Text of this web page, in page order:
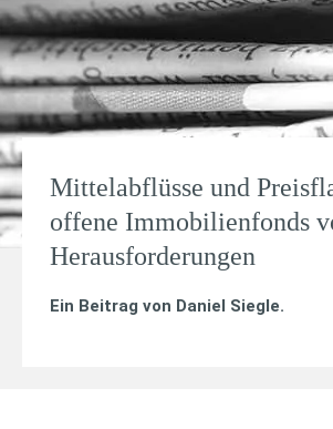
Mittelabflüsse und
offene Immobilienfonds
Herausforderungen
Ein Beitrag von Daniel Siegle.